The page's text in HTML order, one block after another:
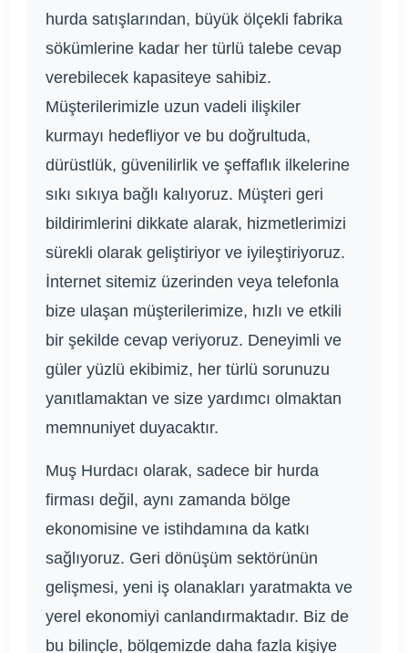
hurda satışlarından, büyük ölçekli fabrika
sökümlerine kadar her türlü talebe cevap
verebilecek kapasiteye sahibiz.
Müşterilerimizle uzun vadeli ilişkiler
kurmayı hedefliyor ve bu doğrultuda,
dürüstlük, güvenilirlik ve şeffaflık ilkelerine
sıkı sıkıya bağlı kalıyoruz. Müşteri geri
bildirimlerini dikkate alarak, hizmetlerimizi
sürekli olarak geliştiriyor ve iyileştiriyoruz.
İnternet sitemiz üzerinden veya telefonla
bize ulaşan müşterilerimize, hızlı ve etkili
bir şekilde cevap veriyoruz. Deneyimli ve
güler yüzlü ekibimiz, her türlü sorunuzu
yanıtlamaktan ve size yardımcı olmaktan
memnuniyet duyacaktır.
Muş Hurdacı olarak, sadece bir hurda
firması değil, aynı zamanda bölge
ekonomisine ve istihdamına da katkı
sağlıyoruz. Geri dönüşüm sektörünün
gelişmesi, yeni iş olanakları yaratmakta ve
yerel ekonomiyi canlandırmaktadır. Biz de
bu bilinçle, bölgemizde daha fazla kişiye